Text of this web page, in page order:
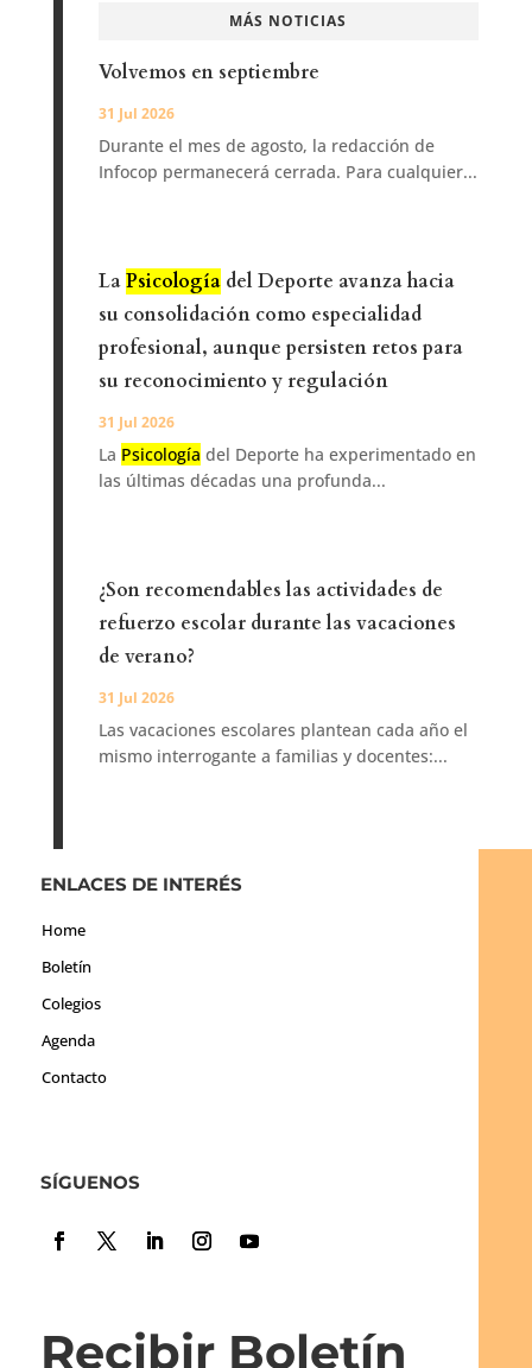
MÁS NOTICIAS
Volvemos en septiembre
31 Jul 2026
Durante el mes de agosto, la redacción de
Infocop permanecerá cerrada. Para cualquier...
LaPsicologíadel Deporte avanza hacia
su consolidación como especialidad
profesional, aunque persisten retos para
su reconocimiento y regulación
31 Jul 2026
La Psicología del Deporte ha experimentado en
las últimas décadas una profunda...
¿Son recomendables las actividades de
refuerzo escolar durante las vacaciones
de verano?
31 Jul 2026
Las vacaciones escolares plantean cada año el
mismo interrogante a familias y docentes:...
ENLACES DE INTERÉS
Home
Boletín
Colegios
Agenda
Contacto
SÍGUENOS
Recibir Boletín